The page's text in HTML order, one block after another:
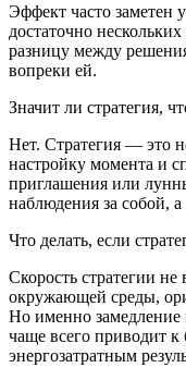
Эффект часто
достаточно
разницу между
вопреки ей.
Значит ли стратегия,
Нет. Стратегия — это
настройку момента и
приглашения или
наблюдения за собой,
Что делать, если
Скорость стратегии не
окружающей среды,
Но именно замедление
чаще всего приводит
энергозатратным